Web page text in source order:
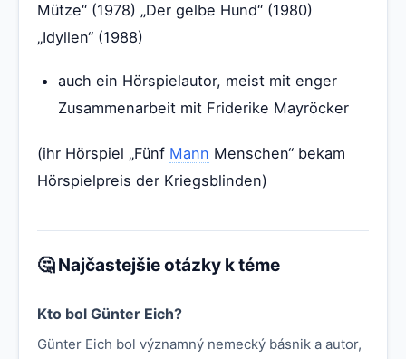
Mütze“ (1978) „Der gelbe Hund“ (1980)
„Idyllen“ (1988)
auch ein Hörspielautor, meist mit enger
Zusammenarbeit mit Friderike Mayröcker
(ihr Hörspiel „Fünf Mann Menschen“ bekam
Hörspielpreis der Kriegsblinden)
🤔 Najčastejšie otázky k téme
Kto bol Günter Eich?
Günter Eich bol významný nemecký básnik a autor,